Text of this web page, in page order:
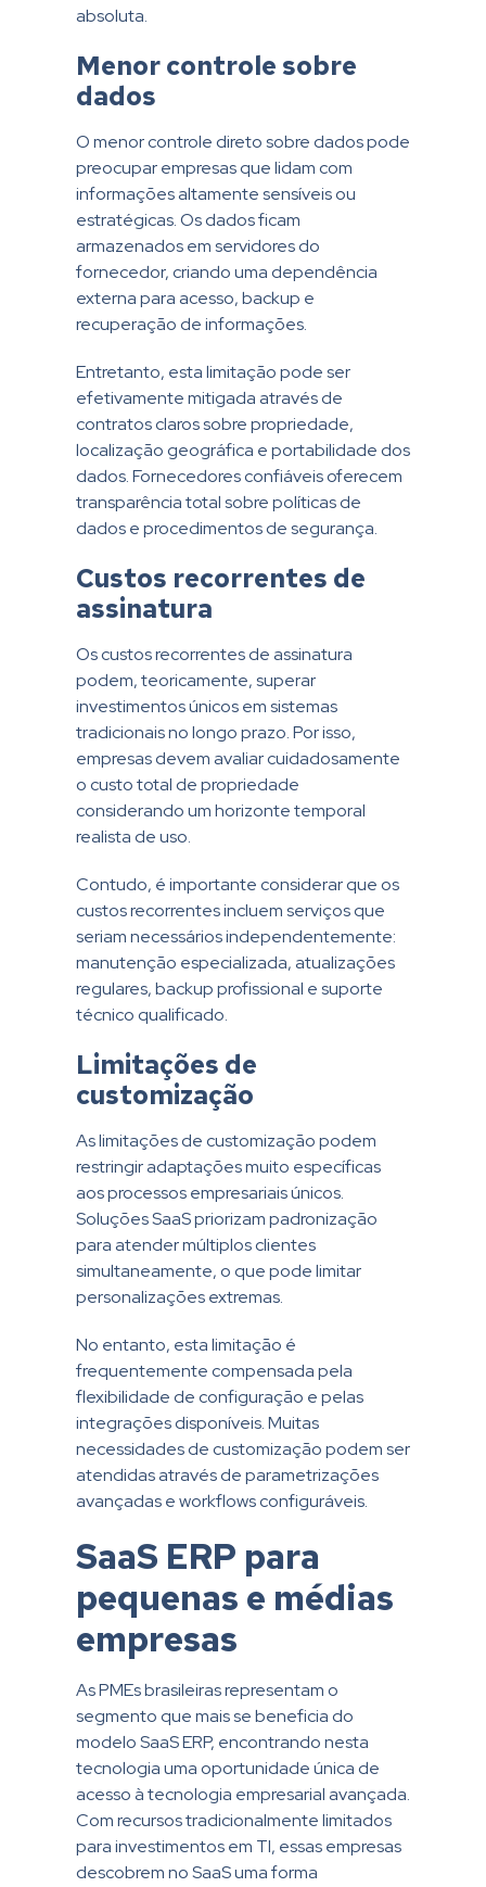
absoluta.
Menor controle sobre
dados
O menor controle direto sobre dados pode
preocupar empresas que lidam com
informações altamente sensíveis ou
estratégicas. Os dados ficam
armazenados em servidores do
fornecedor, criando uma dependência
externa para acesso, backup e
recuperação de informações.
Entretanto, esta limitação pode ser
efetivamente mitigada através de
contratos claros sobre propriedade,
localização geográfica e portabilidade dos
dados. Fornecedores confiáveis oferecem
transparência total sobre políticas de
dados e procedimentos de segurança.
Custos recorrentes de
assinatura
Os custos recorrentes de assinatura
podem, teoricamente, superar
investimentos únicos em sistemas
tradicionais no longo prazo. Por isso,
empresas devem avaliar cuidadosamente
o custo total de propriedade
considerando um horizonte temporal
realista de uso.
Contudo, é importante considerar que os
custos recorrentes incluem serviços que
seriam necessários independentemente:
manutenção especializada, atualizações
regulares, backup profissional e suporte
técnico qualificado.
Limitações de
customização
As limitações de customização podem
restringir adaptações muito específicas
aos processos empresariais únicos.
Soluções SaaS priorizam padronização
para atender múltiplos clientes
simultaneamente, o que pode limitar
personalizações extremas.
No entanto, esta limitação é
frequentemente compensada pela
flexibilidade de configuração e pelas
integrações disponíveis. Muitas
necessidades de customização podem ser
atendidas através de parametrizações
avançadas e workflows configuráveis.
SaaS ERP para
pequenas e médias
empresas
As PMEs brasileiras representam o
segmento que mais se beneficia do
modelo SaaS ERP, encontrando nesta
tecnologia uma oportunidade única de
acesso à tecnologia empresarial avançada.
Com recursos tradicionalmente limitados
para investimentos em TI, essas empresas
descobrem no SaaS uma forma